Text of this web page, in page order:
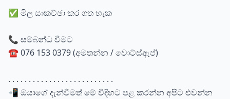
✅ මිල සාකච්ඡා කර ගත හැක
📞 සම්බන්ධ වීමට
☎️ 076 153 0379 (අමතන්න / වොට්ස්ඇප්)
. . . . . . . . . . . . . . . . . . . . . . . . . .
📲 ඔයාගේ දැන්වීමත් මේ විදිහට පළ කරන්න අපිට එවන්න